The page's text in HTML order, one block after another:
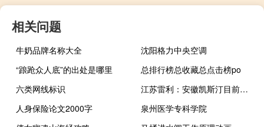
相关问题
牛奶品牌名称大全
沈阳格力中央空调
“踉跄众人底”的出处是哪里
总排行榜总收藏总点击榜po
六类网线标识
江苏雷利：安徽凯斯汀目前产能利用率约为60%未达产部分为新品项目
人身保险论文2000字
泉州医学专科学院